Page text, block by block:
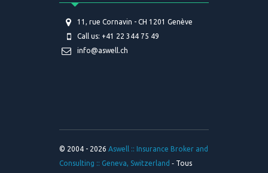
11, rue Cornavin - CH 1201 Genève
Call us: +41 22 344 75 49
info@aswell.ch
© 2004 - 2026 Aswell :: Insurance Broker and
Consulting :: Geneva, Switzerland ‐ Tous